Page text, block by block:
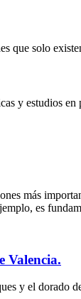
que solo
y estudios
más
es
Valencia.
y el dorado